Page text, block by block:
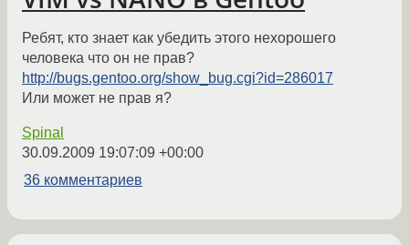
Ребят, кто знает как убедить этого нехорошего
человека что он не прав?
http://bugs.gentoo.org/show_bug.cgi?id=286017
Или может не прав я?
Spinal
30.09.2009 19:07:09 +00:00
36 комментариев